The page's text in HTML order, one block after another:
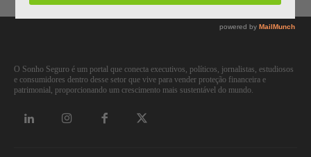
O Sonho Seguro é um portal que conecta executivos, políticos, jornalistas, estudiosos
e consumidores dentro desse setor que vive para vender proteção financeira e
patrimonial, proporcionando um crescimento mais sustentável do mundo.